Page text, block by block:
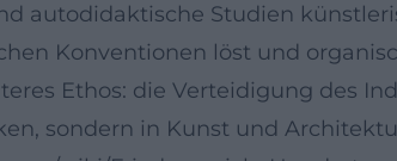
autodidaktische Studien
Konventionen löst und
Ethos: die Verteidigung des
sondern in Kunst und